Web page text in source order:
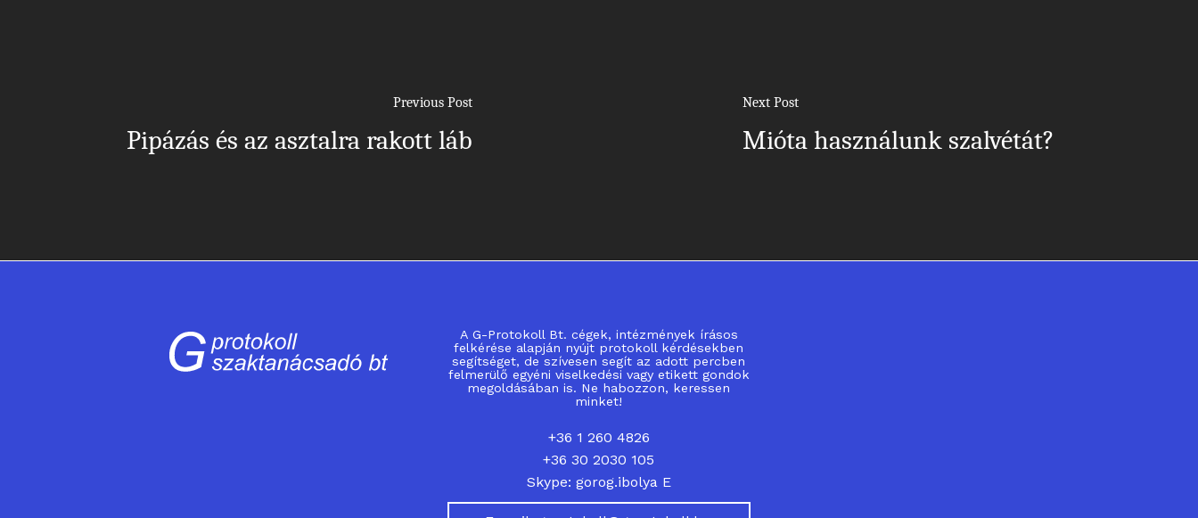
Previous Post
Pipázás és az asztalra rakott láb
Next Post
Mióta használunk szalvétát?
A G-Protokoll Bt. cégek, intézmények írásos
felkérése alapján nyújt protokoll kérdésekben
segítséget, de szívesen segít az adott percben
felmerülő egyéni viselkedési vagy etikett gondok
megoldásában is. Ne habozzon, keressen
minket!
+36 1 260 4826
+36 30 2030 105
Skype: gorog.ibolya E